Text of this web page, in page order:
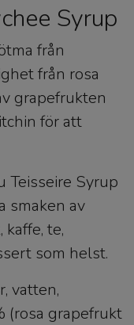
Syrup
från
från rosa
grapefrukten
för att
Teisseire Syrup
smaken av
te,
som helst.
vatten,
(rosa grapefrukt